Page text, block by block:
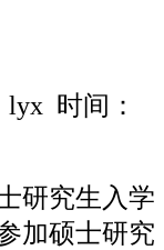
时间：
研究生入学
加硕士研究